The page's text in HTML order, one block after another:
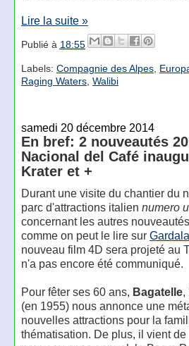
Lire la suite »
Publié à 18:55
Labels: Compagnie des Alpes,
Raging Waters, Walibi
samedi 20 décembre 2014
En bref: 2 nouveautés
Nacional del Café
Krater et +
Durant une visite du chantier du
parc d'attractions italien numero
concernant les autres
comme on peut le lire sur
nouveau film 4D sera projeté au
n'a pas encore été communiqué.
Pour fêter ses 60 ans, Bagatelle,
(en 1955) nous annonce une
nouvelles attractions pour la
thématisation. De plus, il vient